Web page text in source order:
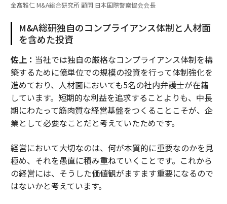
金髙雅仁 M&A総合研究所 顧問 日本国際警察協会会長
M&A総研独自のコンプライアンス体制と人材面
を含めた投資
佐上： 当社では独自の厳格なコンプライアンス体制を構
築するために億単位での規模の投資を行って体制強化を
進めており、人材面においても5名の社内弁護士が在籍
しています。短期的な利益を追求することよりも、中長
期にわたって筋肉質な経営基盤をつくることこそが、企
業として必要なことだと考えていたためです。
経営において大切なのは、何が本質的に重要なのかを見
極め、それを愚直に積み重ねていくことです。これから
の経営には、そうした価値観がますます重要になるので
はないかと考えています。